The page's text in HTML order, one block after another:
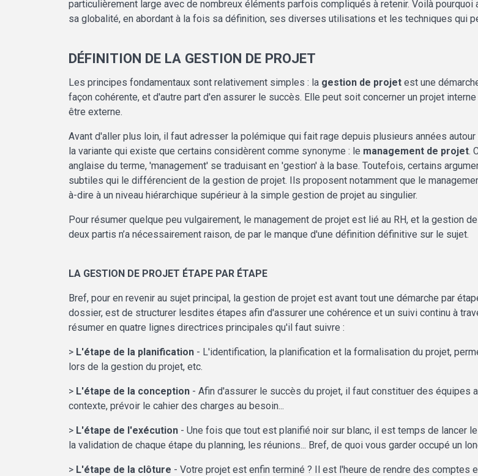
particulièrement large avec de nombreux éléments parfois compliqués à retenir. Voilà
sa globalité, en abordant à la fois sa définition, ses diverses utilisations et les techniques qui
DÉFINITION DE LA GESTION DE PROJET
Les principes fondamentaux sont relativement simples : la gestion de projet est une
façon cohérente, et d'autre part d'en assurer le succès. Elle peut soit concerner un projet
être externe.
Avant d'aller plus loin, il faut adresser la polémique qui fait rage depuis plusieurs années
la variante qui existe que certains considèrent comme synonyme : le management de projet.
anglaise du terme, 'management' se traduisant en 'gestion' à la base. Toutefois, certains
subtiles qui le différencient de la gestion de projet. Ils proposent notamment que le
à-dire à un niveau hiérarchique supérieur à la simple gestion de projet au singulier.
Pour résumer quelque peu vulgairement, le management de projet est lié au RH, et la gestion
deux partis n’a nécessairement raison, de par le manque d'une définition définitive sur le sujet.
LA GESTION DE PROJET ÉTAPE PAR ÉTAPE
Bref, pour en revenir au sujet principal, la gestion de projet est avant tout une démarche par
dossier, est de structurer lesdites étapes afin d'assurer une cohérence et un suivi continu à
résumer en quatre lignes directrices principales qu'il faut suivre :
> L'étape de la planification - L'identification, la planification et la formalisation du projet,
lors de la gestion du projet, etc.
> L'étape de la conception - Afin d'assurer le succès du projet, il faut constituer des
contexte, prévoir le cahier des charges au besoin...
> L'étape de l'exécution - Une fois que tout est planifié noir sur blanc, il est temps de lancer
la validation de chaque étape du planning, les réunions... Bref, de quoi vous garder occupé un
> L'étape de la clôture - Votre projet est enfin terminé ? Il est l'heure de rendre des comptes